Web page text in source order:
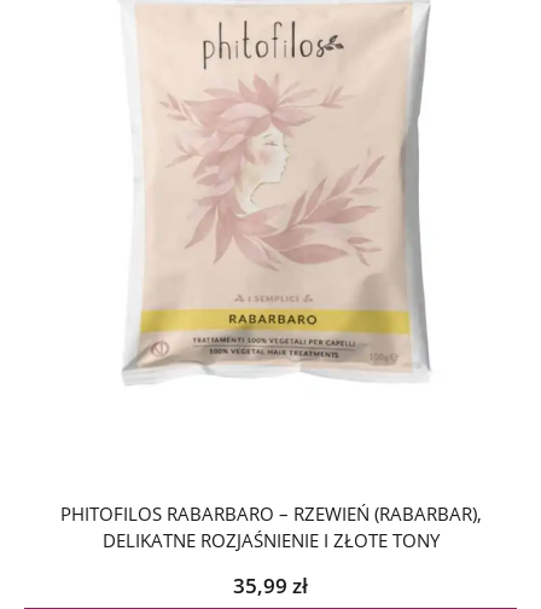
PHITOFILOS RABARBARO – RZEWIEŃ (RABARBAR),
DELIKATNE ROZJAŚNIENIE I ZŁOTE TONY
35,99 zł